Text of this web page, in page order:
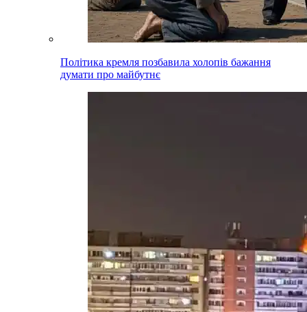
Політика кремля позбавила холопів бажання
думати про майбутнє